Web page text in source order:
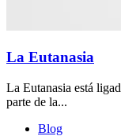
La Eutanasia
La Eutanasia está
parte de la...
Blog